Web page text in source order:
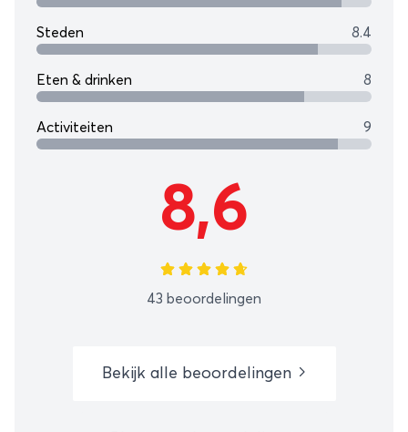
Steden 8.4
Eten & drinken 8
Activiteiten 9
8,6
43 beoordelingen
Bekijk alle beoordelingen